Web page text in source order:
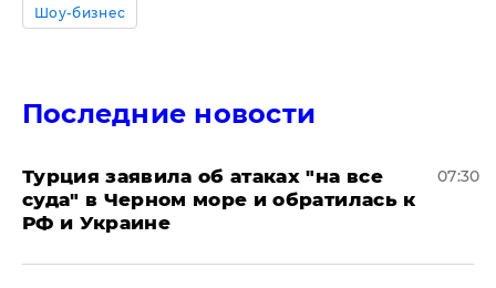
Шоу-бизнес
Последние новости
Турция заявила об атаках "на все
суда" в Черном море и обратилась к
РФ и Украине
07:30